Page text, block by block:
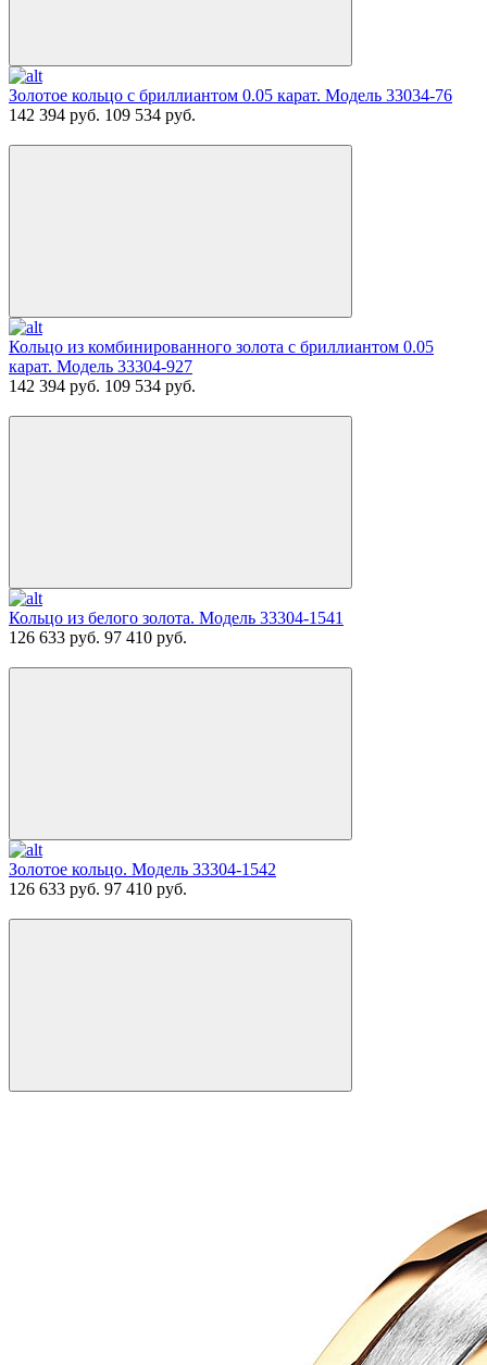
Золотое кольцо с бриллиантом 0.05 карат. Модель 33034-76
142 394 руб. 109 534 руб.
Кольцо из комбинированного золота с бриллиантом 0.05
карат. Модель 33304-927
142 394 руб. 109 534 руб.
Кольцо из белого золота. Модель 33304-1541
126 633 руб. 97 410 руб.
Золотое кольцо. Модель 33304-1542
126 633 руб. 97 410 руб.